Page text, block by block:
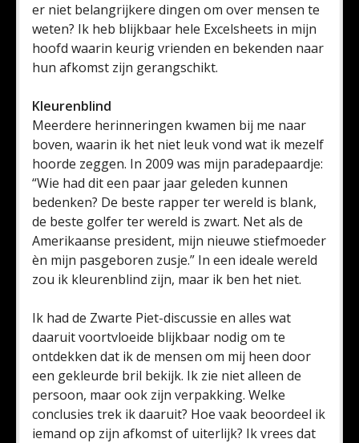
er niet belangrijkere dingen om over mensen te
weten? Ik heb blijkbaar hele Excelsheets in mijn
hoofd waarin keurig vrienden en bekenden naar
hun afkomst zijn gerangschikt.
Kleurenblind
Meerdere herinneringen kwamen bij me naar
boven, waarin ik het niet leuk vond wat ik mezelf
hoorde zeggen. In 2009 was mijn paradepaardje:
“Wie had dit een paar jaar geleden kunnen
bedenken? De beste rapper ter wereld is blank,
de beste golfer ter wereld is zwart. Net als de
Amerikaanse president, mijn nieuwe stiefmoeder
èn mijn pasgeboren zusje.” In een ideale wereld
zou ik kleurenblind zijn, maar ik ben het niet.
Ik had de Zwarte Piet-discussie en alles wat
daaruit voortvloeide blijkbaar nodig om te
ontdekken dat ik de mensen om mij heen door
een gekleurde bril bekijk. Ik zie niet alleen de
persoon, maar ook zijn verpakking. Welke
conclusies trek ik daaruit? Hoe vaak beoordeel ik
iemand op zijn afkomst of uiterlijk? Ik vrees dat